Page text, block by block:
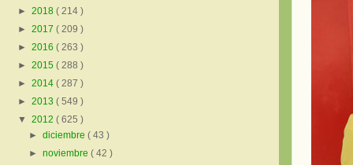
► 2018 ( 214 )
► 2017 ( 209 )
► 2016 ( 263 )
► 2015 ( 288 )
► 2014 ( 287 )
► 2013 ( 549 )
▼ 2012 ( 625 )
►diciembre( 43 )
►noviembre( 42 )